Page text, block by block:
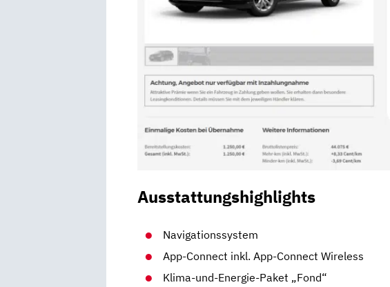
Ausstattungshighlights
Navigationssystem
App-Connect inkl. App-Connect Wireless
Klima-und-Energie-Paket „Fond“